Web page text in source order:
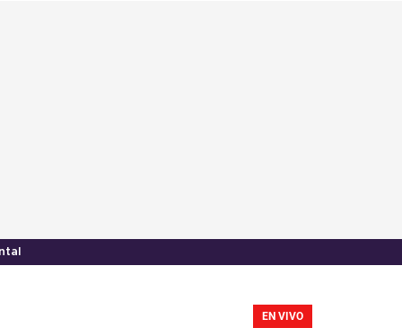
EN VIVO